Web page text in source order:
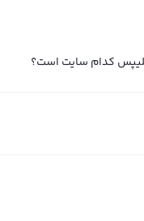
کدام سایت است؟